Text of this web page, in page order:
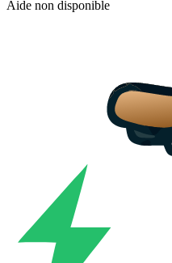
Aide non disponible